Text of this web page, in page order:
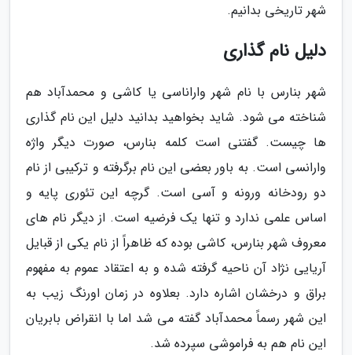
شهر تاریخی بدانیم.
دلیل نام گذاری
شهر بنارس با نام شهر واراناسی یا کاشی و محمدآباد هم
شناخته می شود. شاید بخواهید بدانید دلیل این نام گذاری
ها چیست. گفتنی است کلمه بنارس، صورت دیگر واژه
وارانسی است. به باور بعضی این نام برگرفته و ترکیبی از نام
دو رودخانه ورونه و آسی است. گرچه این تئوری پایه و
اساس علمی ندارد و تنها یک فرضیه است. از دیگر نام های
معروف شهر بنارس، کاشی بوده که ظاهراً از نام یکی از قبایل
آریایی نژاد آن ناحیه گرفته شده و به اعتقاد عموم به مفهوم
براق و درخشان اشاره دارد. بعلاوه در زمان اورنگ زیب به
این شهر رسماً محمدآباد گفته می شد اما با انقراض بابریان
این نام هم به فراموشی سپرده شد.